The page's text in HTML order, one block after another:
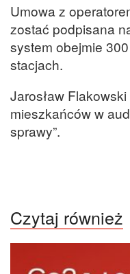
Umowa z
zostać podpisana
system obejmie
stacjach.
Jarosław
mieszkańców w
sprawy”.
Czytaj również